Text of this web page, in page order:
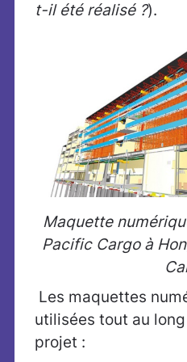
t-il été réalisé ?).
Maquette
Pacific Cargo à
Les maquettes
utilisées tout au
projet :